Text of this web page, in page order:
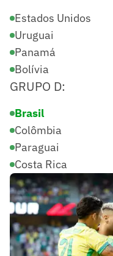
Estados Unidos
Uruguai
Panamá
Bolívia
GRUPO D:
Brasil
Colômbia
Paraguai
Costa Rica